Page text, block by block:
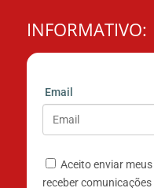
INFORMATIVO:
Email
Aceito enviar
receber